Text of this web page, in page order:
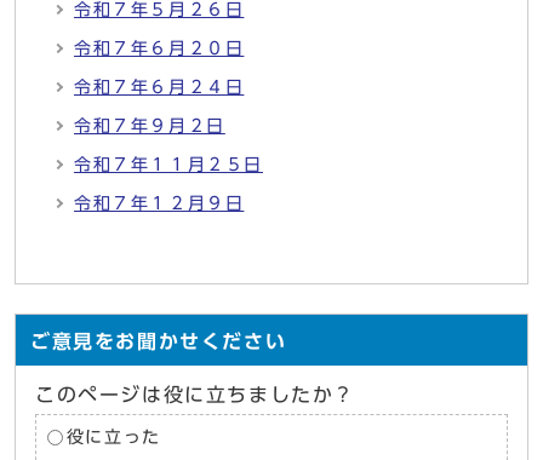
令和７年５月２６日
令和７年６月２０日
令和７年６月２４日
令和７年９月２日
令和７年１１月２５日
令和７年１２月９日
ご意見をお聞かせください
このページは役に立ちましたか？
役に立った